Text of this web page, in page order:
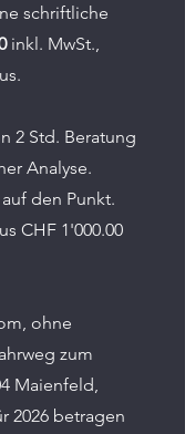
schriftliche
inkl. MwSt.,
2 Std. Beratung
Analyse.
den Punkt.
CHF 1'000.00
ohne
zum
Maienfeld,
2026 betragen